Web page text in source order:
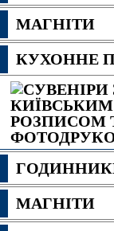
МАГНІТИ
КУХОННЕ
МАГНІТИ